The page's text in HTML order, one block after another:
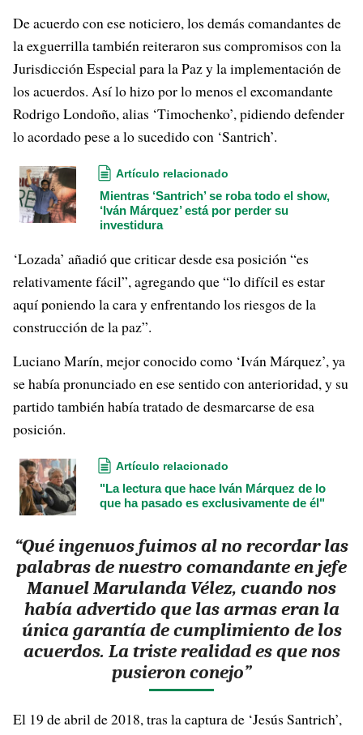
De acuerdo con ese noticiero, los demás comandantes de
la exguerrilla también reiteraron sus compromisos con la
Jurisdicción Especial para la Paz y la implementación de
los acuerdos. Así lo hizo por lo menos el excomandante
Rodrigo Londoño, alias ‘Timochenko’, pidiendo defender
lo acordado pese a lo sucedido con ‘Santrich’.
Artículo relacionado
Mientras ‘Santrich’ se roba todo el show,
‘Iván Márquez’ está por perder su
investidura
‘Lozada’ añadió que criticar desde esa posición “es
relativamente fácil”, agregando que “lo difícil es estar
aquí poniendo la cara y enfrentando los riesgos de la
construcción de la paz”.
Luciano Marín, mejor conocido como ‘Iván Márquez’, ya
se había pronunciado en ese sentido con anterioridad, y su
partido también había tratado de desmarcarse de esa
posición.
Artículo relacionado
"La lectura que hace Iván Márquez de lo
que ha pasado es exclusivamente de él"
“Qué ingenuos fuimos al no recordar las
palabras de nuestro comandante en jefe
Manuel Marulanda Vélez, cuando nos
había advertido que las armas eran la
única garantía de cumplimiento de los
acuerdos. La triste realidad es que nos
pusieron conejo”
El 19 de abril de 2018, tras la captura de ‘Jesús Santrich’,